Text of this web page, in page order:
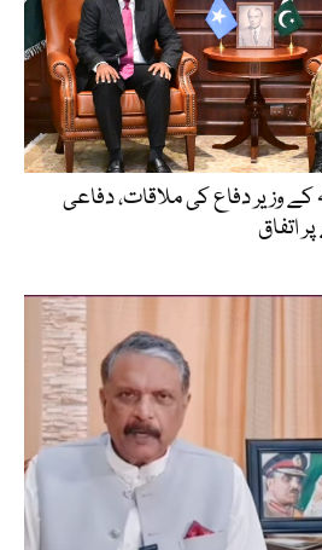
وزیر دفاع کی ملاقات، دفاعی
اتفاق